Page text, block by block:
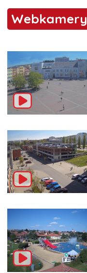
Webkamery